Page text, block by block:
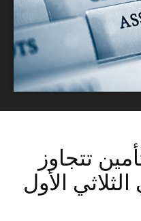
تتجاوز
الثلاثي الأول